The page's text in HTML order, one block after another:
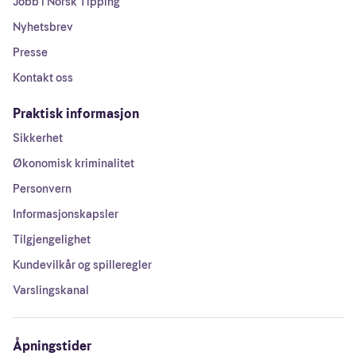
Nyhetsbrev
Presse
Kontakt oss
Praktisk informasjon
Sikkerhet
Økonomisk kriminalitet
Personvern
Informasjonskapsler
Tilgjengelighet
Kundevilkår og spilleregler
Varslingskanal
Åpningstider